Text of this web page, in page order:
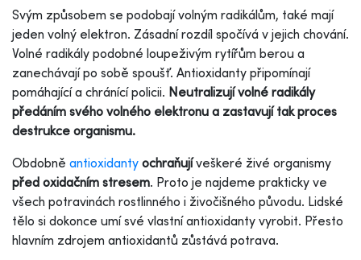
Svým způsobem se podobají volným radikálům, také mají
jeden volný elektron. Zásadní rozdíl spočívá v jejich chování.
Volné radikály podobné loupeživým rytířům berou a
zanechávají po sobě spoušť. Antioxidanty připomínají
pomáhající a chránící policii. Neutralizují volné radikály
předáním svého volného elektronu a zastavují tak proces
destrukce organismu.
Obdobně antioxidanty ochraňujíveškeré živé organismy
před oxidačním stresem. Proto je najdeme prakticky ve
všech potravinách rostlinného i živočišného původu. Lidské
tělo si dokonce umí své vlastní antioxidanty vyrobit. Přesto
hlavním zdrojem antioxidantů zůstává potrava.